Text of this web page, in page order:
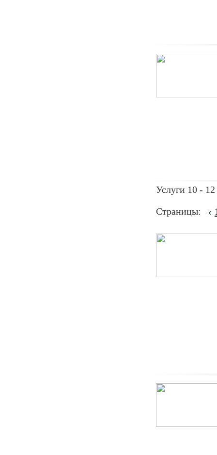
Услуги 10 - 12
Страницы: